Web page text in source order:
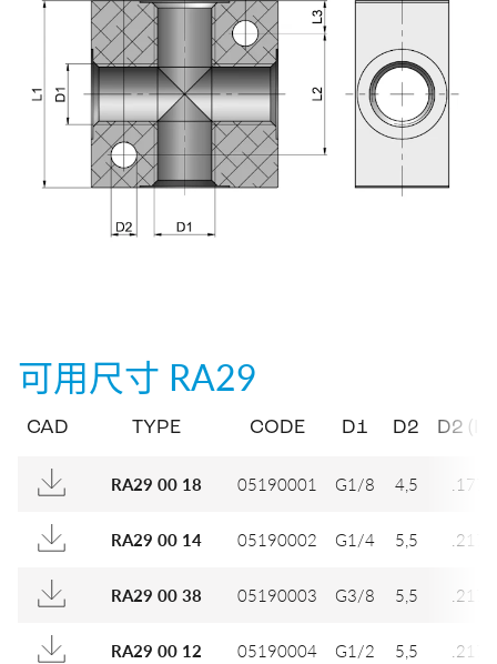
可用尺寸 RA29
CAD TYPE CODE D1 D2 D2
RA29 00 18 05190001 G1/8 4,5 .177
RA29 00 14 05190002 G1/4 5,5 .217
RA29 00 38 05190003 G3/8 5,5 .217
RA29 00 12 05190004 G1/2 5,5 .217